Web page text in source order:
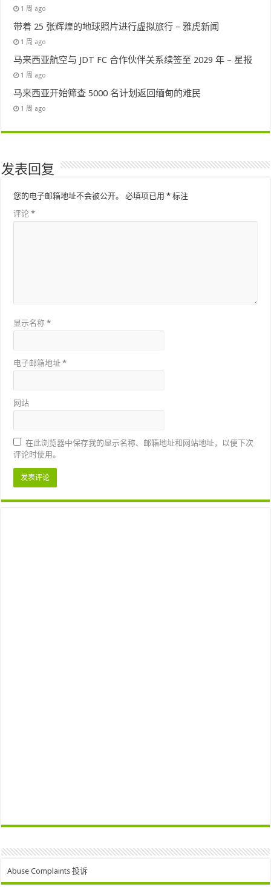
1 周 ago
带着 25 张辉煌的地球照片进行虚拟旅行 – 雅虎新闻
1 周 ago
马来西亚航空与 JDT FC 合作伙伴关系续签至 2029 年 – 星报
1 周 ago
马来西亚开始筛查 5000 名计划返回缅甸的难民
1 周 ago
发表回复
您的电子邮箱地址不会被公开。 必填项已用* 标注
评论*
显示名称*
电子邮箱地址*
网站
在此浏览器中保存我的显示名称、邮箱地址和网站地址，以便下次
评论时使用。
Abuse Complaints 投诉